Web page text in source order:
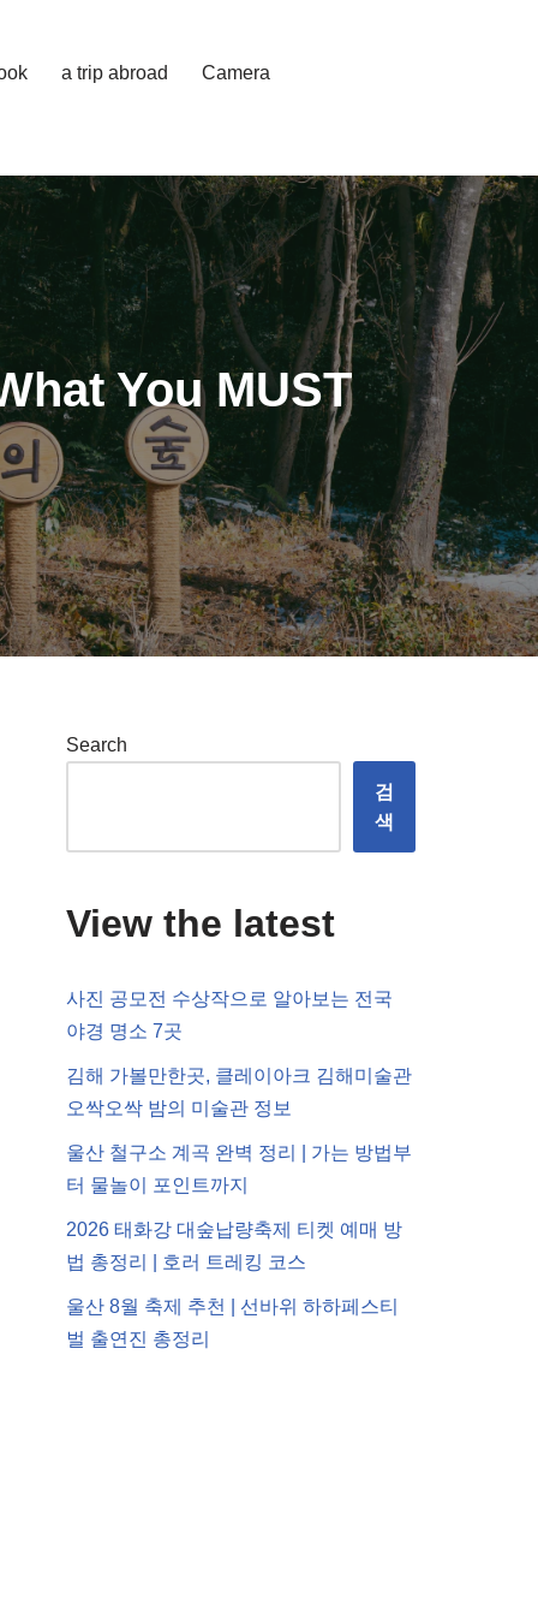
a trip abroad
Camera
You MUST
Search
검
색
View the latest
사진 공모전 수상작으로 알아보는 전국
야경 명소 7곳
김해 가볼만한곳, 클레이아크 김해미술관
오싹오싹 밤의 미술관 정보
울산 철구소 계곡 완벽 정리 | 가는 방법부
터 물놀이 포인트까지
2026 태화강 대숲납량축제 티켓 예매 방
법 총정리 | 호러 트레킹 코스
울산 8월 축제 추천 | 선바위 하하페스티
벌 출연진 총정리